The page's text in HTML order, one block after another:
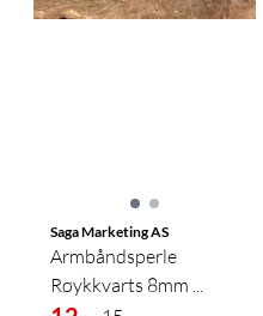
Saga Marketing AS
Armbåndsperle
Røykkvarts 8mm ...